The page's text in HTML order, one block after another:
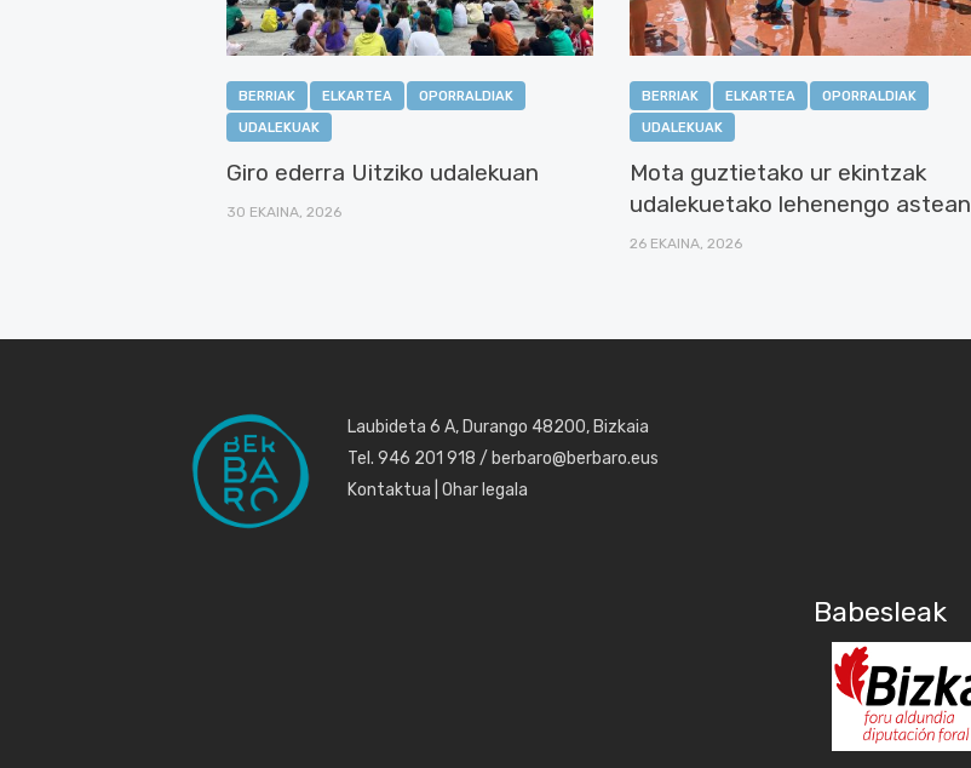
BERRIAK ELKARTEA
OPORRALDIAK
UDALEKUAK
Giro ederra Uitziko udalekuan
30 EKAINA, 2026
BERRIAK ELKARTEA
OPORRALDIAK
UDALEKUAK
Mota guztietako ur ekintzak
udalekuetako lehenengo astean
26 EKAINA, 2026
Laubideta 6 A, Durango 48200, Bizkaia
Tel. 946 201 918 / berbaro@berbaro.eus
Kontaktua Ohar legala
Babesleak